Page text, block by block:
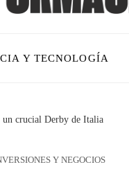
Y TECNOLOGÍA
un crucial Derby de Italia
Y NEGOCIOS